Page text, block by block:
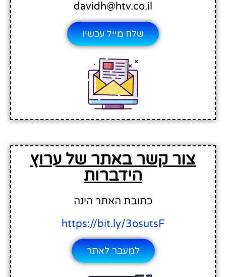
davidh@htv.co.il
שלח מייל עכשיו
צור קשר באתר של ערוץ
הידברות
כתובת האתר הינה
https://bit.ly/3osutsF
למעבר לאתר